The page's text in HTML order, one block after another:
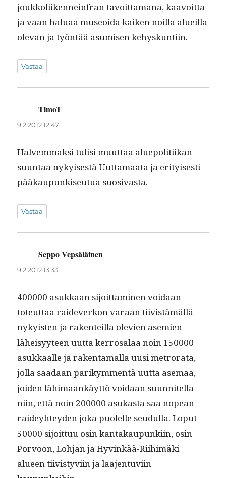
joukkoli­iken­nein­fran tavoit­ta­mana, kaavoit­ta­
ja vaan halu­aa museoi­da kaiken noil­la alueil­la
ole­van ja työn­tää asumisen kehyskuntiin.
Vastaa
TimoT
9.2.2012 12:47
Halvem­mak­si tulisi muut­taa alue­poli­ti­ikan
suun­taa nykyis­es­tä Uut­ta­maa­ta ja eri­tyis­es­ti
pääkaupunkiseu­tua suosivasta.
Vastaa
Seppo Vepsäläinen
9.2.2012 13:33
400000 asukkaan sijoit­ta­mi­nen voidaan
toteut­taa raide­v­erkon varaan tiivistämäl­lä
nyky­is­ten ja rak­en­teil­la ole­vien asemien
läheisyy­teen uut­ta ker­rosalaa noin 150000
asukkaalle ja rak­en­ta­mal­la uusi metro­ra­ta,
jol­la saadaan parikym­men­tä uut­ta ase­maa,
joiden lähi­maankäyt­tö voidaan suun­nitel­la
niin, että noin 200000 asukas­ta saa nopean
raidey­htey­den joka puolelle seudul­la. Lop­ut
50000 sijoit­tuu osin kan­takaupunki­in, osin
Por­voon, Loh­jan ja Hyvinkää-Riihimä­ki
alueen tiivistyvi­in ja laa­jen­tu­vi­in